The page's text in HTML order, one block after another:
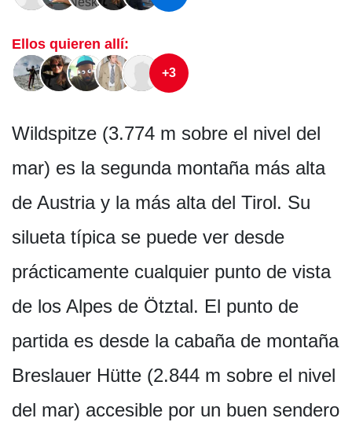
Ellos quieren allí:
+3
Wildspitze (3.774 m sobre el nivel del
mar) es la segunda montaña más alta
de Austria y la más alta del Tirol. Su
silueta típica se puede ver desde
prácticamente cualquier punto de vista
de los Alpes de Ötztal. El punto de
partida es desde la cabaña de montaña
Breslauer Hütte (2.844 m sobre el nivel
del mar) accesible por un buen sendero